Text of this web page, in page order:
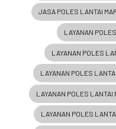
JASA POLES LANTAI
LAYANAN
LAYANAN POLES
LAYANAN POLES
LAYANAN POLES LANTAI
LAYANAN POLES